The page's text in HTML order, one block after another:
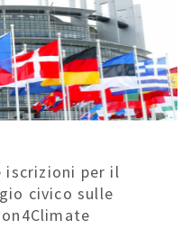
iscrizioni per il
civico sulle